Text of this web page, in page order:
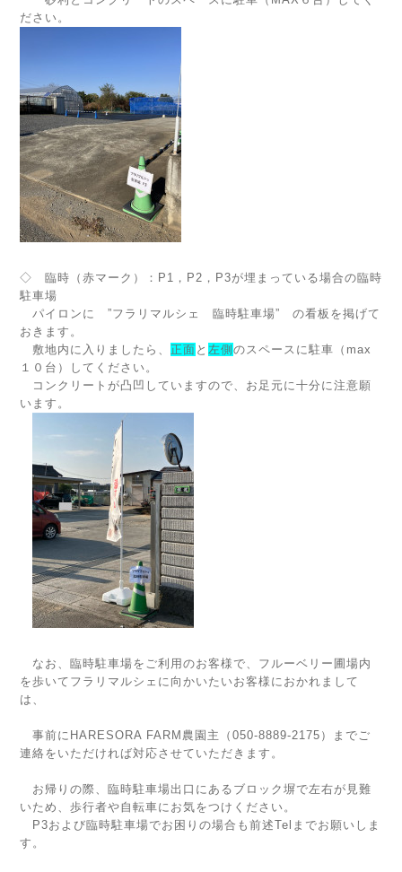
ださい。
◇ 臨時（赤マーク）：P1，P2，P3が埋まっている場合の臨時
駐車場
パイロンに ”フラリマルシェ 臨時駐車場” の看板を掲げて
おきます。
敷地内に入りましたら、 正面 と 左側 のスペースに駐車（max
１０台）してください。
コンクリートが凸凹していますので、お足元に十分に注意願
います。
なお、臨時駐車場をご利用のお客様で、フルーベリー圃場内
を歩いてフラリマルシェに向かいたいお客様におかれまして
は、
事前にHARESORA FARM農園主（050-8889-2175）までご
連絡をいただければ対応させていただきます。
お帰りの際、臨時駐車場出口にあるブロック塀で左右が見難
いため、歩行者や自転車にお気をつけください。
P3および臨時駐車場でお困りの場合も前述Telまでお願いしま
す。